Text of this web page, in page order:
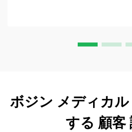
ボジン メディカル
する 顧客